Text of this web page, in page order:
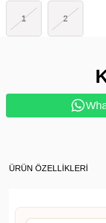
1 2
ÜRÜN ÖZELLIKLERI